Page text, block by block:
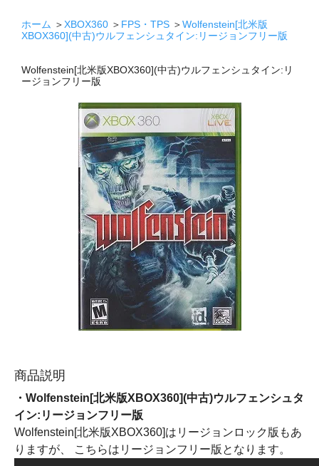
ホーム ＞XBOX360 ＞ FPS・TPS ＞Wolfenstein[北米版
XBOX360](中古)ウルフェンシュタイン:リージョンフリー版
Wolfenstein[北米版XBOX360](中古)ウルフェンシュタイン:リ
ージョンフリー版
商品説明
・Wolfenstein[北米版XBOX360](中古)ウルフェンシュタ
イン:リージョンフリー版
Wolfenstein[北米版XBOX360]はリージョンロック版もあ
りますが、 こちらはリージョンフリー版となります。